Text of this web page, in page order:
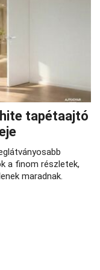
tapétaajtó
a finom részletek,
maradnak.